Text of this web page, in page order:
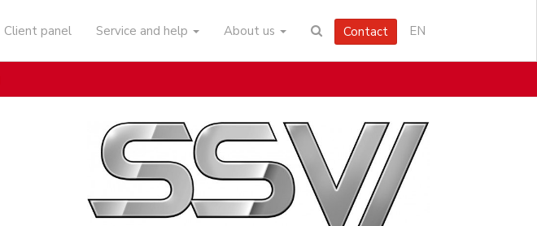
Client panel Service and help About us Contact EN